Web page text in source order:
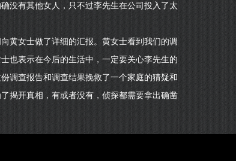
没有其他女人，只不过李先生在公司投入了太
黄女士做了详细的汇报。黄女士看到我们的调
也表示在今后的生活中，一定要关心李先生的
调查报告和调查结果挽救了一个家庭的猜疑和
揭开真相，有或者没有，侦探都需要拿出确凿